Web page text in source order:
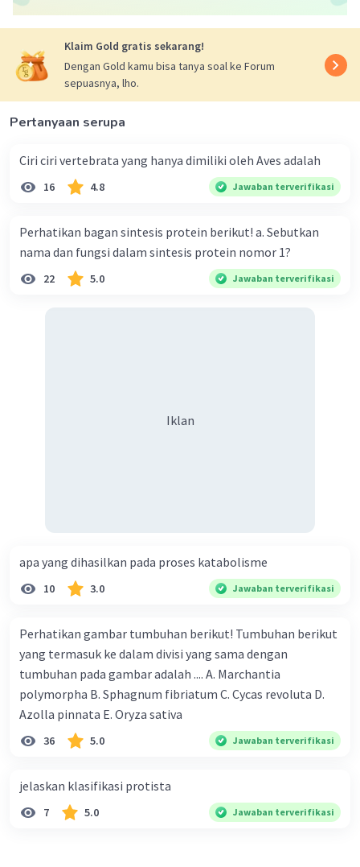
Klaim Gold gratis sekarang!
Dengan Gold kamu bisa tanya soal ke Forum
sepuasnya, lho.
Pertanyaan serupa
Ciri ciri vertebrata yang hanya dimiliki oleh Aves adalah
16 4.8 Jawaban terverifikasi
Perhatikan bagan sintesis protein berikut! a. Sebutkan
nama dan fungsi dalam sintesis protein nomor 1?
22 5.0 Jawaban terverifikasi
Iklan
apa yang dihasilkan pada proses katabolisme
10 3.0 Jawaban terverifikasi
Perhatikan gambar tumbuhan berikut! Tumbuhan berikut
yang termasuk ke dalam divisi yang sama dengan
tumbuhan pada gambar adalah .... A. Marchantia
polymorpha B. Sphagnum fibriatum C. Cycas revoluta D.
Azolla pinnata E. Oryza sativa
36 5.0 Jawaban terverifikasi
jelaskan klasifikasi protista
7 5.0 Jawaban terverifikasi